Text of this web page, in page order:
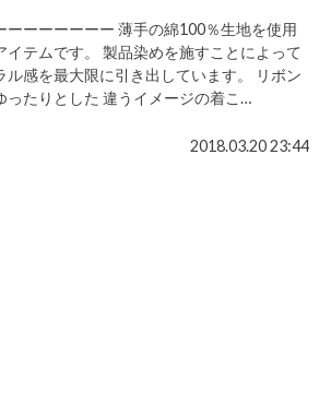
ーーーーーー 薄手の綿100％生地を使用
イテムです。 製品染めを施すことによって
ル感を最大限に引き出しています。 リボン
ったりとした 違うイメージの着こ…
2018.03.20 23:44